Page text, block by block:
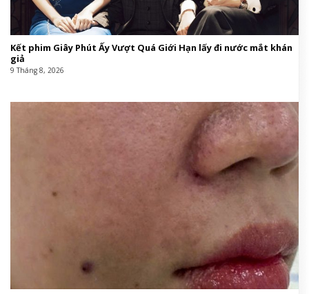
Kết phim Giây Phút Ấy Vượt Quá Giới Hạn lấy đi nước mắt khán
giả
9 Tháng 8, 2026